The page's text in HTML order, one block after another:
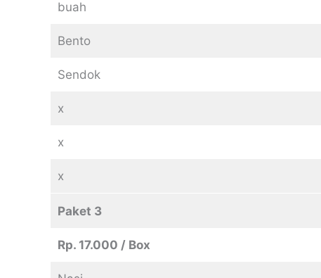
buah
Bento
Sendok
x
x
x
Paket 3
Rp. 17.000 / Box